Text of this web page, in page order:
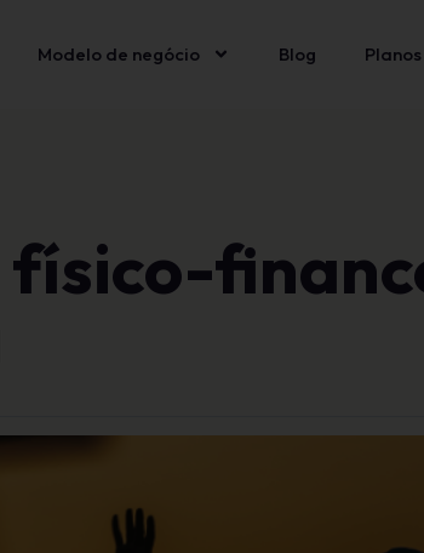
Modelo de negócio Blog Planos